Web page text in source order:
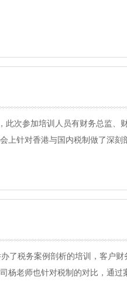
次参加培训人员有财务总监、
针对香港与国内税制做了深刻
了税务案例剖析的培训，客户
杨老师也针对税制的对比，通